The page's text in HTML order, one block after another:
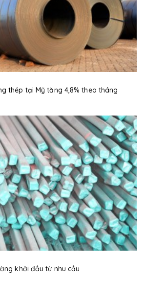
thép tại Mỹ tăng 4,8% theo tháng
khởi đầu từ nhu cầu